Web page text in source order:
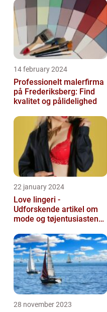
14 february 2024
Professionelt malerfirma
på Frederiksberg: Find
kvalitet og pålidelighed
22 january 2024
Love lingeri -
Udforskende artikel om
mode og tøjentusiastens
28 november 2023